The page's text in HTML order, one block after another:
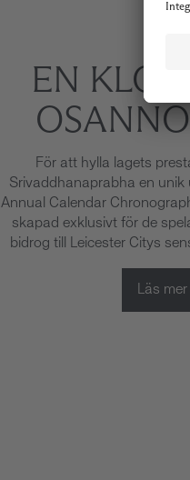
EN
För att hylla lagets
Srivaddhanaprabha en
Annual Calendar
skapad exklusivt för de
bidrog till Leicester Citys
Läs